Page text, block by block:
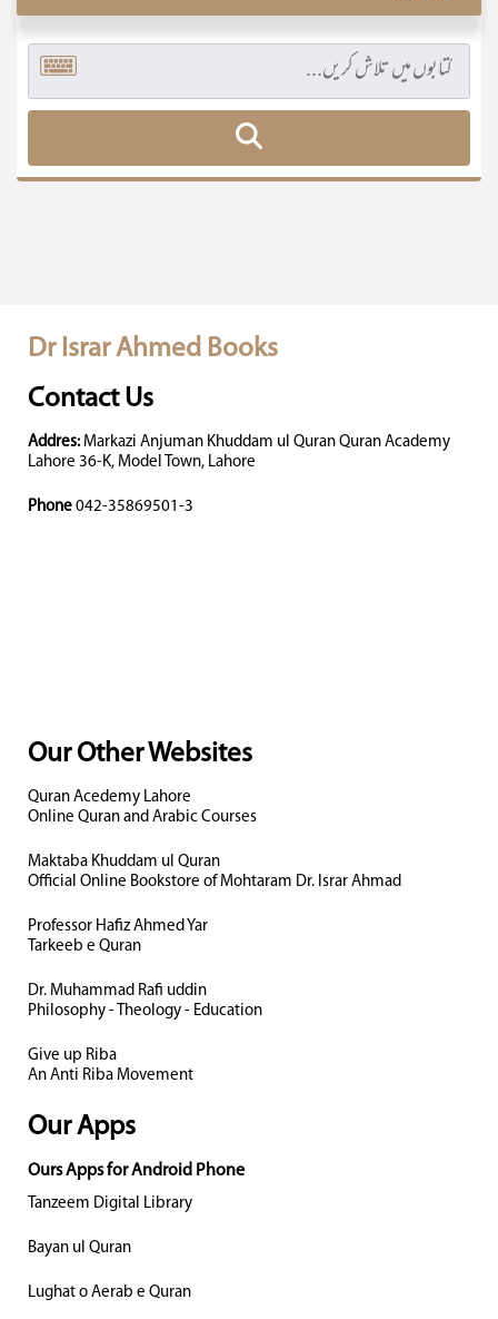
Dr Israr Ahmed Books
Contact Us
Addres: Markazi Anjuman Khuddam ul Quran Quran Academy
Lahore 36-K, Model Town, Lahore
Phone 042-35869501-3
Our Other Websites
Quran Acedemy Lahore
Online Quran and Arabic Courses
Maktaba Khuddam ul Quran
Official Online Bookstore of Mohtaram Dr. Israr Ahmad
Professor Hafiz Ahmed Yar
Tarkeeb e Quran
Dr. Muhammad Rafi uddin
Philosophy - Theology - Education
Give up Riba
An Anti Riba Movement
Our Apps
Ours Apps for Android Phone
Tanzeem Digital Library
Bayan ul Quran
Lughat o Aerab e Quran